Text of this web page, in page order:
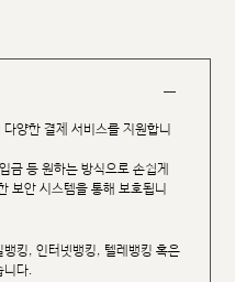
양한 결제 서비스를 지원합니
금 등 원하는 방식으로 손쉽게
보안 시스템을 통해 보호됩니
킹, 인터넷뱅킹, 텔레뱅킹 혹은
니다.